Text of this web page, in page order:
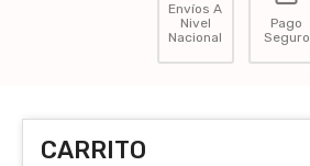
Envíos A
Nivel
Nacional
Pago
Seguro
CARRITO